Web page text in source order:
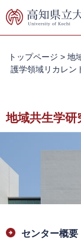
ー
ニ
本
文
トップページ > 地
護学領域リカレン
地域共生学研
文
センター概要